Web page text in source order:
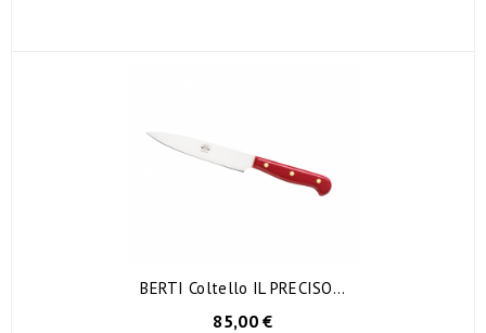
BERTI Coltello IL PRECISO...
85,00 €